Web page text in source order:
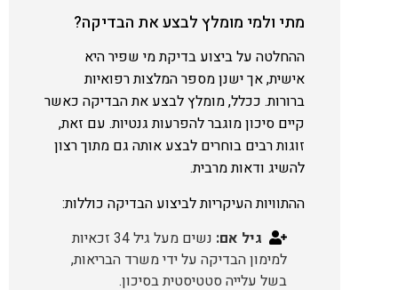
מתי ולמי מומלץ לבצע את הבדיקה?
ההחלטה על ביצוע בדיקת מי שפיר היא
אישית, אך ישנן מספר המלצות רפואיות
ברורות. ככלל, מומלץ לבצע את הבדיקה כאשר
קיים סיכון מוגבר להפרעות גנטיות. עם זאת,
זוגות רבים בוחרים לבצע אותה גם מתוך רצון
להשיג ודאות מרבית.
ההתוויות העיקריות לביצוע הבדיקה כוללות:
גיל אם:
נשים מעל גיל 34 זכאיות
למימון הבדיקה על ידי משרד הבריאות,
בשל עלייה סטטיסטית בסיכון.